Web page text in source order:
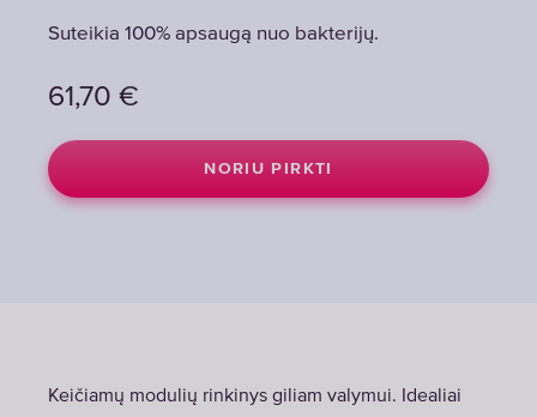
Suteikia 100% apsaugą nuo bakterijų.
61,70 €
NORIU PIRKTI
Keičiamų modulių rinkinys giliam valymui. Idealiai